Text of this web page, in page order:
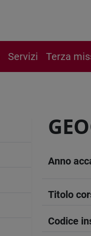
Servizi Terza
Anno
Titolo
Codice